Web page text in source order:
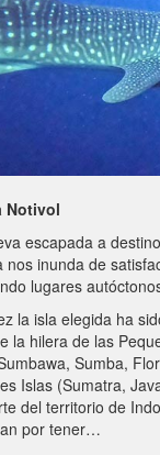
Notivol
escapada a
nos inunda de
lugares
la isla elegida ha
la hilera de las
Sumba,
Islas (Sumatra,
del territorio de
por tener…